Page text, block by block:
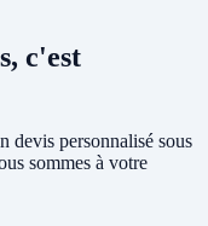
incluant le
frigorifique, le contrôle
fluide.
c'est
devis personnalisé sous
sommes à votre